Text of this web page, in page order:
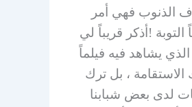
الذنوب فهي أمر
!أذكر قريباً لي
يشاهد فيه فيلماً
، بل ترك
لدى بعض شبابنا